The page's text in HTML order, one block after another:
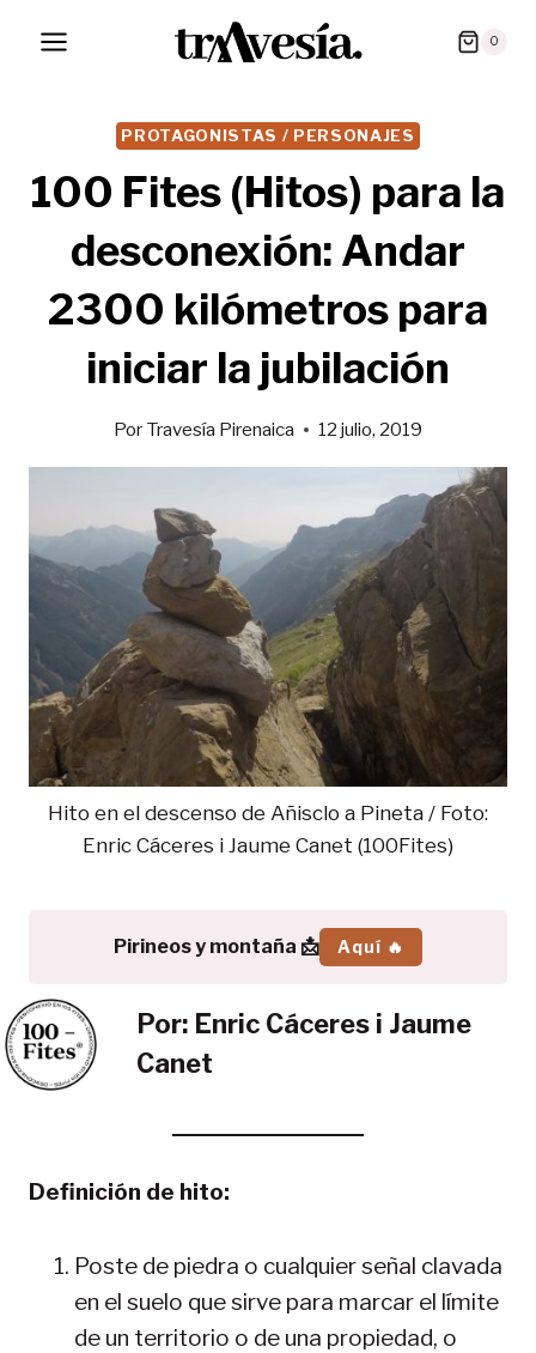
0
PROTAGONISTAS / PERSONAJES
100 Fites (Hitos) para la
desconexión: Andar
2300 kilómetros para
iniciar la jubilación
Por Travesía Pirenaica 12 julio, 2019
Hito en el descenso de Añisclo a Pineta / Foto:
Enric Cáceres i Jaume Canet (100Fites)
Pirineos y montaña 📩 Aquí 🔥
Por: Enric Cáceres i Jaume
Canet
Definición de hito:
Poste de piedra o cualquier señal clavada
en el suelo que sirve para marcar el límite
de un territorio o de una propiedad, o